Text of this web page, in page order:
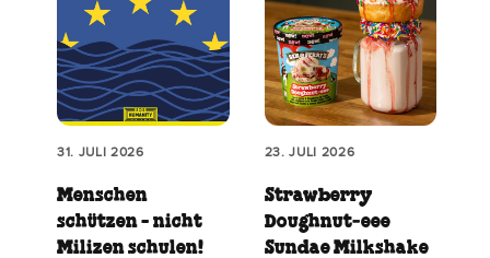
31. JULI 2026
Menschen
schützen - nicht
Milizen schulen!
23. JULI 2026
Strawberry
Doughnut‑eee
Sundae Milkshake